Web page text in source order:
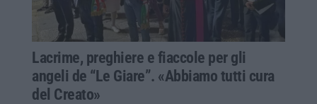
Lacrime, preghiere e fiaccole per gli
angeli de “Le Giare”. «Abbiamo tutti cura
del Creato»